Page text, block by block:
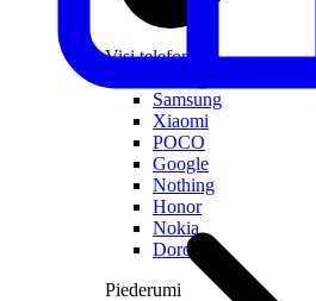
Visi telefoni
Samsung
Xiaomi
POCO
Google
Nothing
Honor
Nokia
Doro
Piederumi